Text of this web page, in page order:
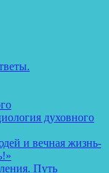
духовного
и вечная жизнь-
Путь